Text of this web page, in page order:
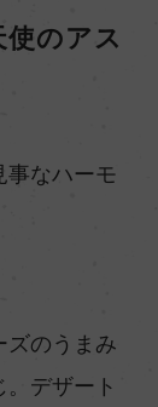
のアス
事なハーモ
ズのうまみ
デザート